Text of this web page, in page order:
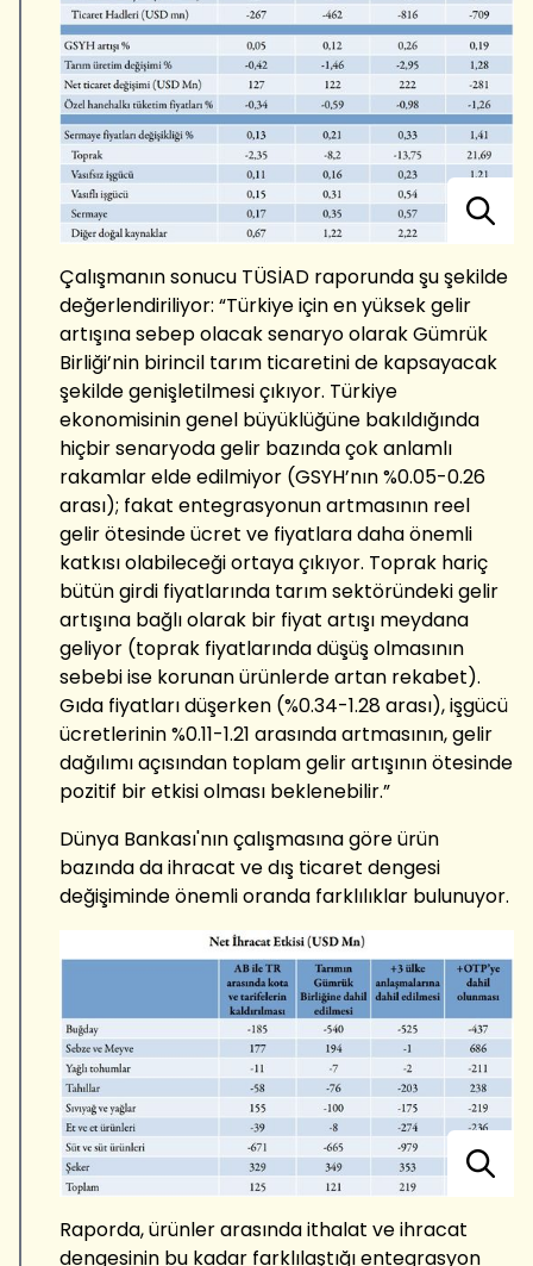
Çalışmanın sonucu TÜSİAD raporunda şu şekilde
değerlendiriliyor: “Türkiye için en yüksek gelir
artışına sebep olacak senaryo olarak Gümrük
Birliği’nin birincil tarım ticaretini de kapsayacak
şekilde genişletilmesi çıkıyor. Türkiye
ekonomisinin genel büyüklüğüne bakıldığında
hiçbir senaryoda gelir bazında çok anlamlı
rakamlar elde edilmiyor (GSYH’nın %0.05-0.26
arası); fakat entegrasyonun artmasının reel
gelir ötesinde ücret ve fiyatlara daha önemli
katkısı olabileceği ortaya çıkıyor. Toprak hariç
bütün girdi fiyatlarında tarım sektöründeki gelir
artışına bağlı olarak bir fiyat artışı meydana
geliyor (toprak fiyatlarında düşüş olmasının
sebebi ise korunan ürünlerde artan rekabet).
Gıda fiyatları düşerken (%0.34-1.28 arası), işgücü
ücretlerinin %0.11-1.21 arasında artmasının, gelir
dağılımı açısından toplam gelir artışının ötesinde
pozitif bir etkisi olması beklenebilir.”
Dünya Bankası'nın çalışmasına göre ürün
bazında da ihracat ve dış ticaret dengesi
değişiminde önemli oranda farklılıklar bulunuyor.
Raporda, ürünler arasında ithalat ve ihracat
dengesinin bu kadar farklılaştığı entegrasyon